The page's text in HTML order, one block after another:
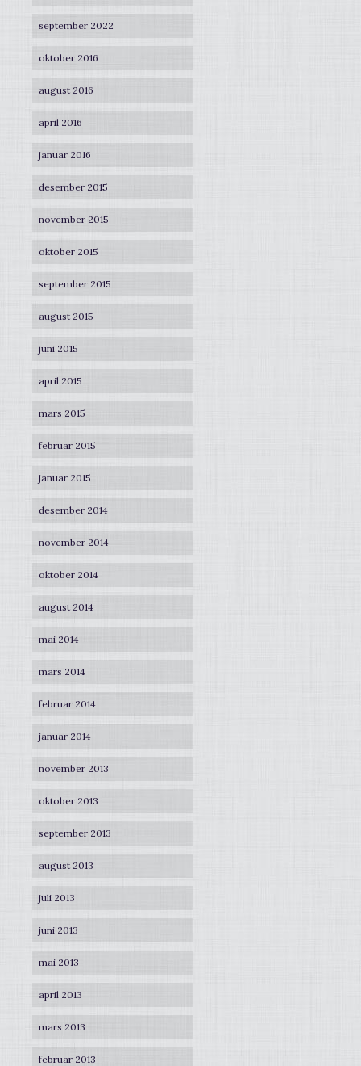
september 2022
oktober 2016
august 2016
april 2016
januar 2016
desember 2015
november 2015
oktober 2015
september 2015
august 2015
juni 2015
april 2015
mars 2015
februar 2015
januar 2015
desember 2014
november 2014
oktober 2014
august 2014
mai 2014
mars 2014
februar 2014
januar 2014
november 2013
oktober 2013
september 2013
august 2013
juli 2013
juni 2013
mai 2013
april 2013
mars 2013
februar 2013